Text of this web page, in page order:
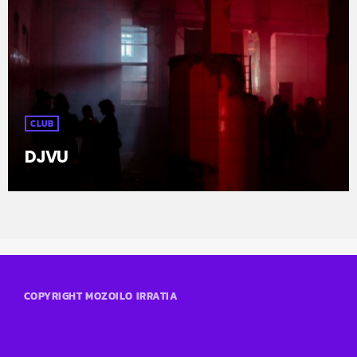
¡Toda la música!
¡Toda la música!
CLUB
DJVU
COPYRIGHT MOZOILO IRRATIA